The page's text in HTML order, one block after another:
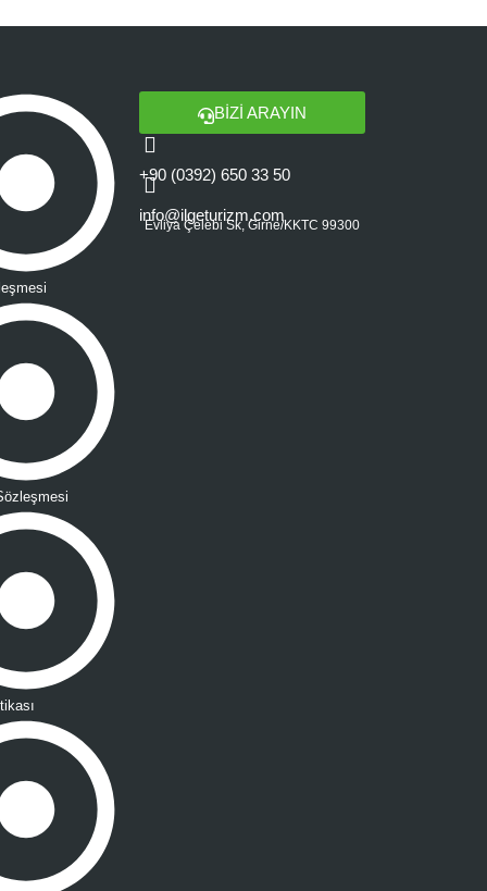
BİZİ ARAYIN
+90 (0392) 650 33 50
info@ilgeturizm.com
Evliya Çelebi Sk, Girne/KKTC 99300